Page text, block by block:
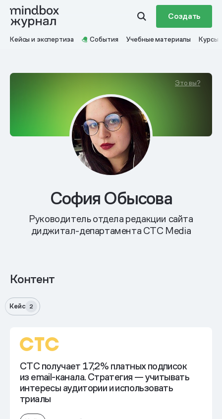
Создать
Кейсы и экспертиза События Учебные материалы Курсы
Это вы?
София Обысова
Руководитель отдела редакции сайта
диджитал-департамента CTC Media
Контент
Кейс 2
CTC получает 17,2% платных подписок
из email-канала. Стратегия — учитывать
интересы аудитории и использовать
триалы